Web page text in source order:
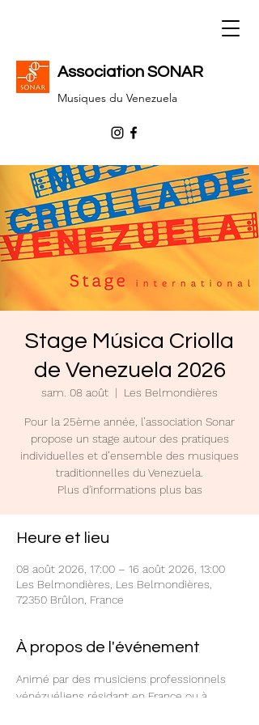
Association SONAR
Musiques du Venezuela
Stage Música Criolla
de Venezuela 2026
sam. 08 août
  |
Les Belmondières
Pour la 25ème année, l’association Sonar
propose un stage autour des pratiques
individuelles et d’ensemble des musiques
traditionnelles du Venezuela.
Plus d'informations plus bas
Heure et lieu
08 août 2026, 17:00 – 16 août 2026, 13:00
Les Belmondières, Les Belmondières,
72350 Brûlon, France
À propos de l'événement
Animé par des musiciens professionnels
vénézuéliens résidant en France ou à